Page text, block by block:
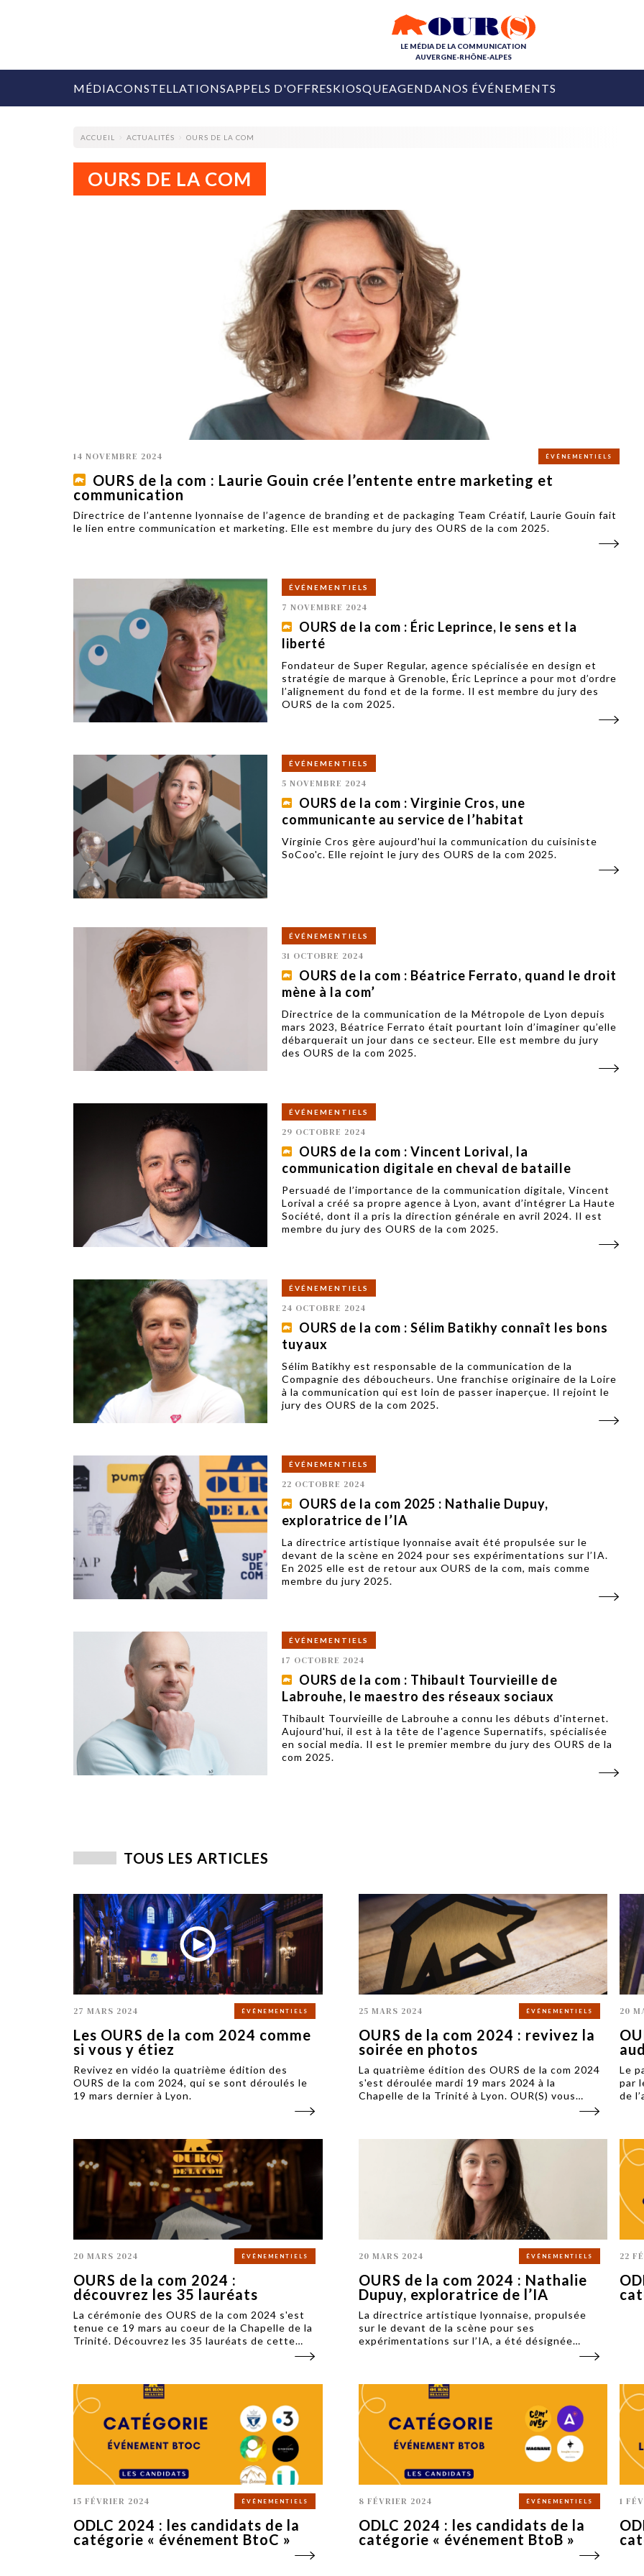
LE MÉDIA DE LA COMMUNICATION
AUVERGNE-RHÔNE-ALPES
MÉDIA
COLLECTIVITÉS
31 JUILLET 2026
Ardèche
Tourisme lance
Ardèche Trip
Planner
COLLECTIVITÉS
PUBLIÉ LE 30 JUILLET 2026
Amandine Burret
rejoint Sainte-Foy-
lès-Lyon
la déconnexion, en digital et au
marketing et communication,
CONSTELLATIONSAPPELS D'OFFRESKIOSQUEAGENDANOS ÉVÉNEMENTS
ACCUEIL ACTUALITÉS OURS DE LA COM
OURS DE LA COM
14 NOVEMBRE 2024 ÉVÉNEMENTIELS
OURS de la com : Laurie Gouin crée l’entente entre marketing et
communication
Directrice de l’antenne lyonnaise de l’agence de branding et de packaging Team Créatif, Laurie Gouin fait
le lien entre communication et marketing. Elle est membre du jury des OURS de la com 2025.
ÉVÉNEMENTIELS
7 NOVEMBRE 2024
OURS de la com : Éric Leprince, le sens et la
liberté
Fondateur de Super Regular, agence spécialisée en design et
stratégie de marque à Grenoble, Éric Leprince a pour mot d’ordre
l’alignement du fond et de la forme. Il est membre du jury des
OURS de la com 2025.
ÉVÉNEMENTIELS
5 NOVEMBRE 2024
OURS de la com : Virginie Cros, une
communicante au service de l’habitat
Virginie Cros gère aujourd'hui la communication du cuisiniste
SoCoo'c. Elle rejoint le jury des OURS de la com 2025.
ÉVÉNEMENTIELS
31 OCTOBRE 2024
OURS de la com : Béatrice Ferrato, quand le droit
mène à la com’
Directrice de la communication de la Métropole de Lyon depuis
mars 2023, Béatrice Ferrato était pourtant loin d’imaginer qu’elle
débarquerait un jour dans ce secteur. Elle est membre du jury
des OURS de la com 2025.
ÉVÉNEMENTIELS
29 OCTOBRE 2024
OURS de la com : Vincent Lorival, la
communication digitale en cheval de bataille
Persuadé de l’importance de la communication digitale, Vincent
Lorival a créé sa propre agence à Lyon, avant d’intégrer La Haute
Société, dont il a pris la direction générale en avril 2024. Il est
membre du jury des OURS de la com 2025.
ÉVÉNEMENTIELS
24 OCTOBRE 2024
OURS de la com : Sélim Batikhy connaît les bons
tuyaux
Sélim Batikhy est responsable de la communication de la
Compagnie des déboucheurs. Une franchise originaire de la Loire
à la communication qui est loin de passer inaperçue. Il rejoint le
jury des OURS de la com 2025.
ÉVÉNEMENTIELS
22 OCTOBRE 2024
OURS de la com 2025 : Nathalie Dupuy,
exploratrice de l’IA
La directrice artistique lyonnaise avait été propulsée sur le
devant de la scène en 2024 pour ses expérimentations sur l’IA.
En 2025 elle est de retour aux OURS de la com, mais comme
membre du jury 2025.
ÉVÉNEMENTIELS
17 OCTOBRE 2024
OURS de la com : Thibault Tourvieille de
Labrouhe, le maestro des réseaux sociaux
Thibault Tourvieille de Labrouhe a connu les débuts d'internet.
Aujourd'hui, il est à la tête de l'agence Supernatifs, spécialisée
en social media. Il est le premier membre du jury des OURS de la
com 2025.
TOUS LES ARTICLES
27 MARS 2024 ÉVÉNEMENTIELS
Les OURS de la com 2024 comme
si vous y étiez
Revivez en vidéo la quatrième édition des
OURS de la com 2024, qui se sont déroulés le
19 mars dernier à Lyon.
25 MARS 2024 ÉVÉNEMENTIELS
OURS de la com 2024 : revivez la
soirée en photos
La quatrième édition des OURS de la com 2024
s'est déroulée mardi 19 mars 2024 à la
Chapelle de la Trinité à Lyon. OUR(S) vous
20
Le
par
de
20 MARS 2024 ÉVÉNEMENTIELS
OURS de la com 2024 :
découvrez les 35 lauréats
La cérémonie des OURS de la com 2024 s'est
tenue ce 19 mars au coeur de la Chapelle de la
Trinité. Découvrez les 35 lauréats de cette
quatrième édition qui a réuni 300 personnes.
20 MARS 2024 ÉVÉNEMENTIELS
OURS de la com 2024 : Nathalie
Dupuy, exploratrice de l’IA
La directrice artistique lyonnaise, propulsée
sur le devant de la scène pour ses
expérimentations sur l’IA, a été désignée
personnalité de l’année lors de la cérémonie
22
15 FÉVRIER 2024 ÉVÉNEMENTIELS
ODLC 2024 : les candidats de la
catégorie « événement BtoC »
8 FÉVRIER 2024 ÉVÉNEMENTIELS
ODLC 2024 : les candidats de la
catégorie « événement BtoB »
1